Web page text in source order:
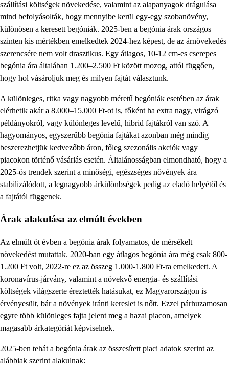
szállítási költségek növekedése, valamint az alapanyagok drágulása
mind befolyásolták, hogy mennyibe kerül egy-egy szobanövény,
különösen a keresett begóniák. 2025-ben a begónia árak országos
szinten kis mértékben emelkedtek 2024-hez képest, de az árnövekedés
szerencsére nem volt drasztikus. Egy átlagos, 10-12 cm-es cserepes
begónia ára általában 1.200–2.500 Ft között mozog, attól függően,
hogy hol vásároljuk meg és milyen fajtát választunk.
A különleges, ritka vagy nagyobb méretű begóniák esetében az árak
elérhetik akár a 8.000–15.000 Ft-ot is, főként ha extra nagy, virágzó
példányokról, vagy különleges levelű, hibrid fajtákról van szó. A
hagyományos, egyszerűbb begónia fajtákat azonban még mindig
beszerezhetjük kedvezőbb áron, főleg szezonális akciók vagy
piacokon történő vásárlás esetén. Általánosságban elmondható, hogy a
2025-ös trendek szerint a minőségi, egészséges növények ára
stabilizálódott, a legnagyobb árkülönbségek pedig az eladó helyétől és
a fajtától függenek.
Árak alakulása az elmúlt években
Az elmúlt öt évben a begónia árak folyamatos, de mérsékelt
növekedést mutattak. 2020-ban egy átlagos begónia ára még csak 800-
1.200 Ft volt, 2022-re ez az összeg 1.000-1.800 Ft-ra emelkedett. A
koronavírus-járvány, valamint a növekvő energia- és szállítási
költségek világszerte éreztették hatásukat, ez Magyarországon is
érvényesült, bár a növények iránti kereslet is nőtt. Ezzel párhuzamosan
egyre több különleges fajta jelent meg a hazai piacon, amelyek
magasabb árkategóriát képviselnek.
2025-ben tehát a begónia árak az összesített piaci adatok szerint az
alábbiak szerint alakulnak: